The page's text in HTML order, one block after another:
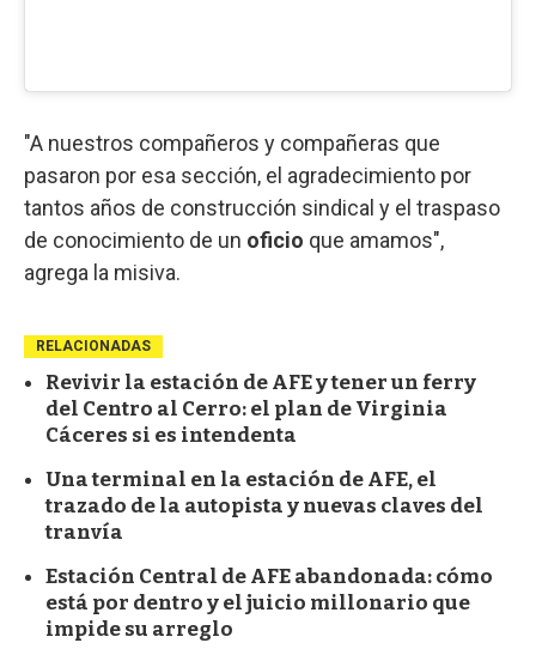
"A nuestros compañeros y compañeras que
pasaron por esa sección, el agradecimiento por
tantos años de construcción sindical y el traspaso
de conocimiento de un oficio que amamos",
agrega la misiva.
RELACIONADAS
Revivir la estación de AFE y tener un ferry
del Centro al Cerro: el plan de Virginia
Cáceres si es intendenta
Una terminal en la estación de AFE, el
trazado de la autopista y nuevas claves del
tranvía
Estación Central de AFE abandonada: cómo
está por dentro y el juicio millonario que
impide su arreglo